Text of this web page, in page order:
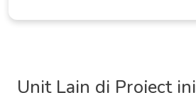
Unit Lain di Project ini